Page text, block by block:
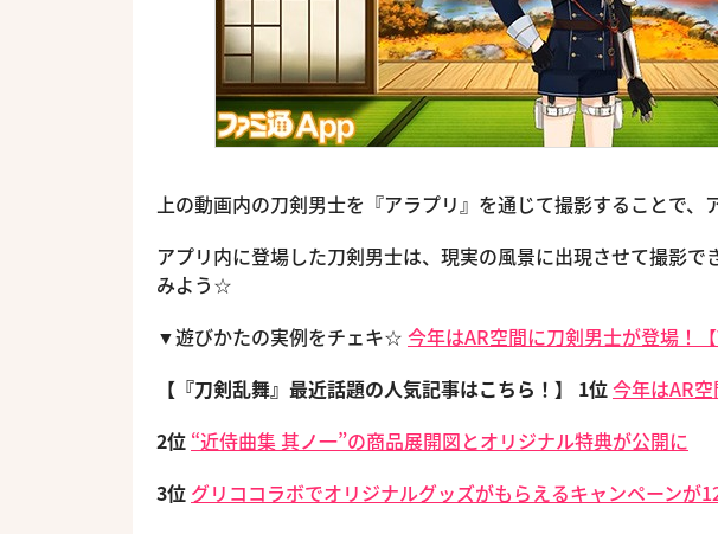
上の動画内の刀剣男士を『アラプリ』を通じて撮影することで、
アプリ内に登場した刀剣男士は、現実の風景に出現させて撮影で
みよう☆
▼遊びかたの実例をチェキ☆ 今年はAR空間に刀剣男士が登場！【
【『刀剣乱舞』最近話題の人気記事はこちら！】
1位今年はAR空
2位 “近侍曲集 其ノ一”の商品展開図とオリジナル特典が公開に
3位 グリココラボでオリジナルグッズがもらえるキャンペーンが